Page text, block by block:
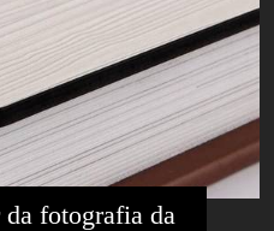
fotografia da